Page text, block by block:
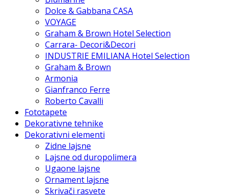
Dolce & Gabbana CASA
VOYAGE
Graham & Brown Hotel Selection
Carrara- Decori&Decori
INDUSTRIE EMILIANA Hotel Selection
Graham & Brown
Armonia
Gianfranco Ferre
Roberto Cavalli
Fototapete
Dekorativne tehnike
Dekorativni elementi
Zidne lajsne
Lajsne od duropolimera
Ugaone lajsne
Ornament lajsne
Skrivači rasvete